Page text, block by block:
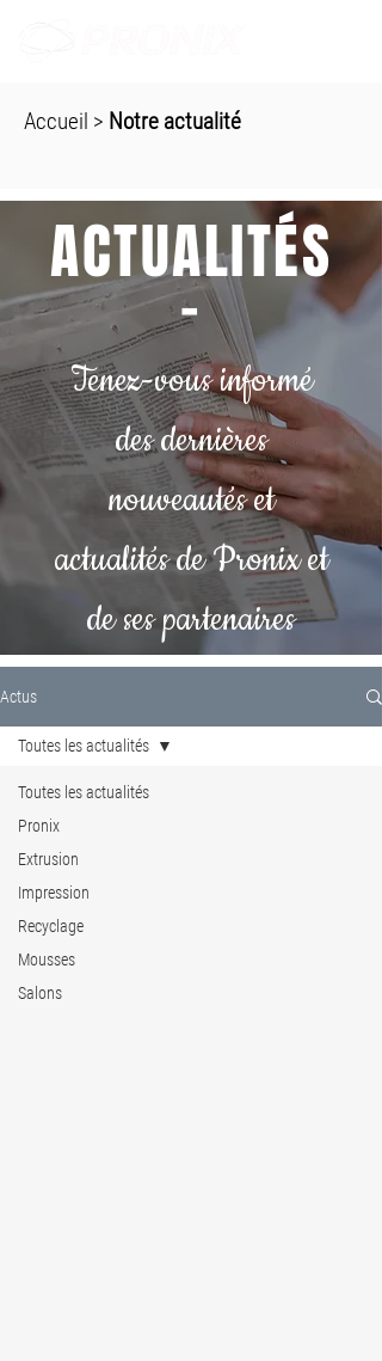
Accueil > Notre actualité
ACTUALITÉS
-
Tenez-vous informé
des dernières
nouveautés et
actualités de Pronix et
de ses partenaires
Actus
Toutes les actualités
Pronix
Extrusion
Impression
Recyclage
Mousses
Salons
Toutes les actualités